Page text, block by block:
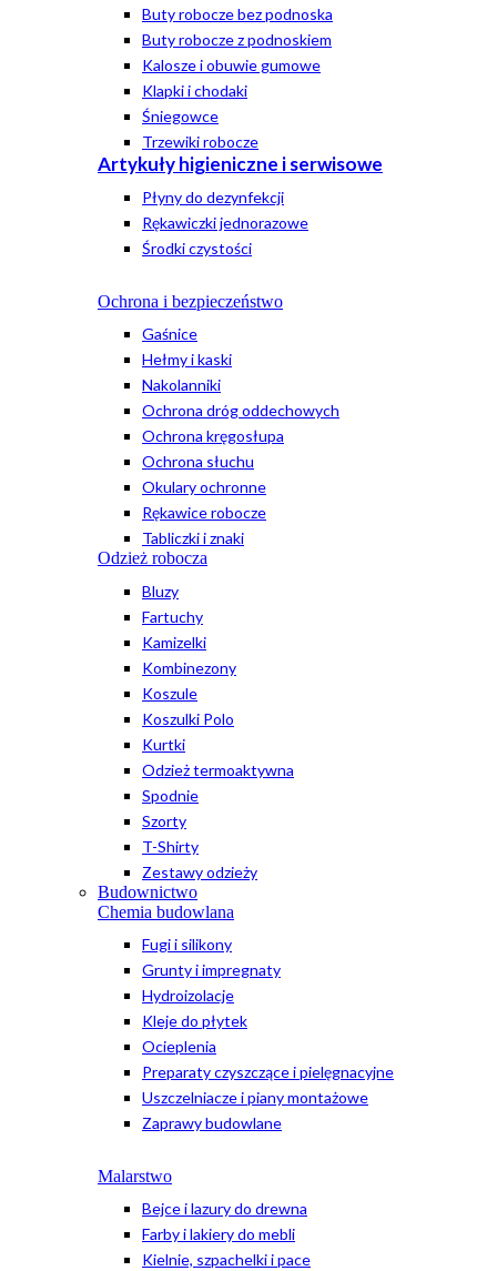
Buty robocze bez podnoska
Buty robocze z podnoskiem
Kalosze i obuwie gumowe
Klapki i chodaki
Śniegowce
Trzewiki robocze
Artykuły higieniczne i serwisowe
Płyny do dezynfekcji
Rękawiczki jednorazowe
Środki czystości
Ochrona i bezpieczeństwo
Gaśnice
Hełmy i kaski
Nakolanniki
Ochrona dróg oddechowych
Ochrona kręgosłupa
Ochrona słuchu
Okulary ochronne
Rękawice robocze
Tabliczki i znaki
Odzież robocza
Bluzy
Fartuchy
Kamizelki
Kombinezony
Koszule
Koszulki Polo
Kurtki
Odzież termoaktywna
Spodnie
Szorty
T-Shirty
Zestawy odzieży
Budownictwo
Chemia budowlana
Fugi i silikony
Grunty i impregnaty
Hydroizolacje
Kleje do płytek
Ocieplenia
Preparaty czyszczące i pielęgnacyjne
Uszczelniacze i piany montażowe
Zaprawy budowlane
Malarstwo
Bejce i lazury do drewna
Farby i lakiery do mebli
Kielnie, szpachelki i pace